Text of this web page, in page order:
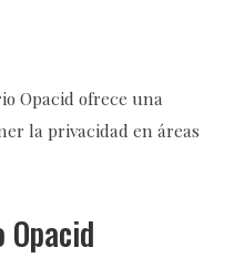
Opacid ofrece una
la privacidad en áreas